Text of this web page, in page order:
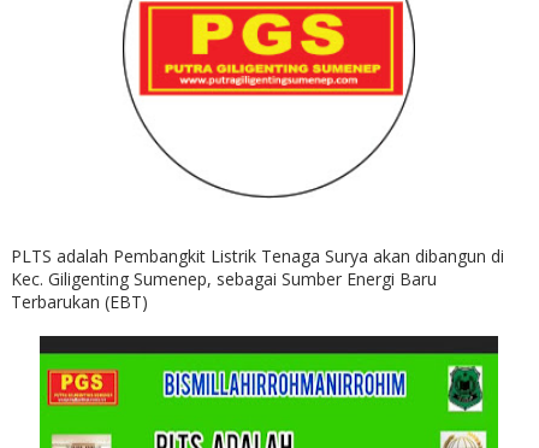
PLTS adalah Pembangkit Listrik Tenaga Surya akan dibangun di
Kec. Giligenting Sumenep, sebagai Sumber Energi Baru
Terbarukan (EBT)